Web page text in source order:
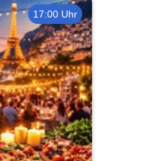
17:00 Uhr